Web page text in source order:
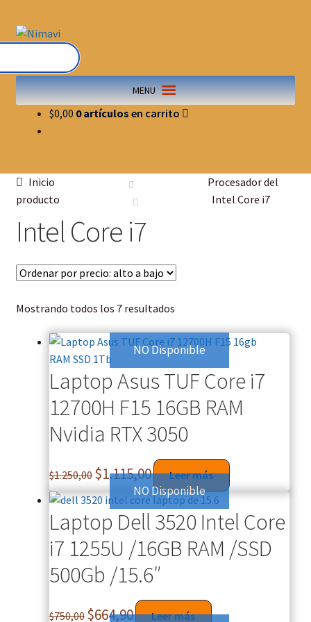
MENU
$0,00 0 artículos
Inicio
Procesador del
producto
Intel Core i7
Intel Core i7
Mostrando todos los 7 resultados
NO Disponible
Laptop Asus TUF Core i7
12700H F15 16GB RAM
Nvidia RTX 3050
$1.250,00 $1.115,00 Leer más
NO Disponible
Laptop Dell 3520 Intel Core
i7 1255U /16GB RAM /SSD
500Gb /15.6″
$750,00 $664,90 Leer más